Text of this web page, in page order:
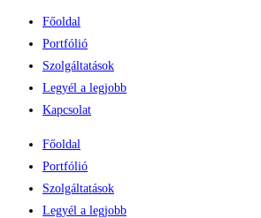
Főoldal
Portfólió
Szolgáltatások
Legyél a legjobb
Kapcsolat
Főoldal
Portfólió
Szolgáltatások
Legyél a legjobb